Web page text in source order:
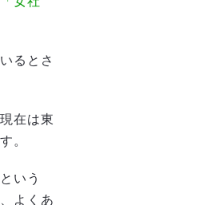
るとさ
在は東
。
いう
よくあ